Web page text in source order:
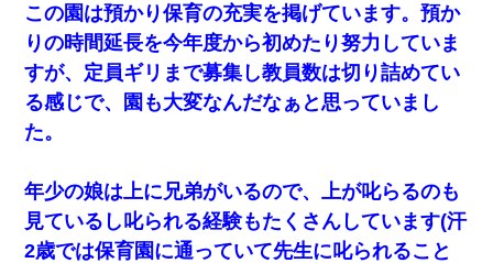
この園は預かり保育の充実を掲げています。預か
りの時間延長を今年度から初めたり努力していま
すが、定員ギリまで募集し教員数は切り詰めてい
る感じで、園も大変なんだなぁと思っていまし
た。
年少の娘は上に兄弟がいるので、上が叱らるのも
見ているし叱られる経験もたくさんしています(汗
2歳では保育園に通っていて先生に叱られること